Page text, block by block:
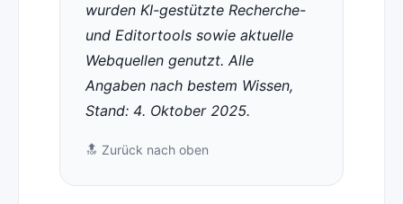
wurden KI-gestützte Recherche-
und Editortools sowie aktuelle
Webquellen genutzt. Alle
Angaben nach bestem Wissen,
Stand: 4. Oktober 2025.
🔝 Zurück nach oben